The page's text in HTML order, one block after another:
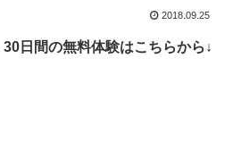
2018.09.25
日間の無料体験はこちらから↓